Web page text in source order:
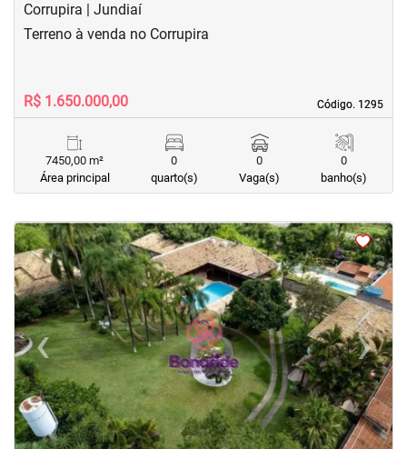
Corrupira | Jundiaí
Código. 1295
Código. 1295
Terreno à venda no Corrupira
R$ 1.650.000,00
7450,00 m²
Área principal
0
quarto(s)
0
Vaga(s)
0
banho(s)
<<<<
‹Previous ›Next